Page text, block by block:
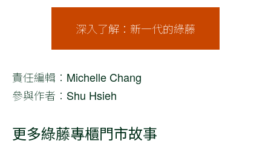
深入了解：新一代的綠藤
責任編輯：Michelle Chang
參與作者：Shu Hsieh
更多綠藤專櫃門市故事